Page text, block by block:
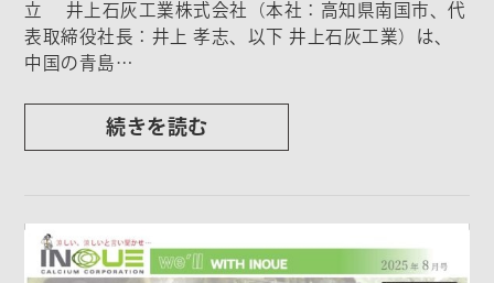
立 井上石灰工業株式会社（本社：高知県南国市、代
表取締役社長：井上 孝志、以下 井上石灰工業）は、
中国の青島…
続きを読む